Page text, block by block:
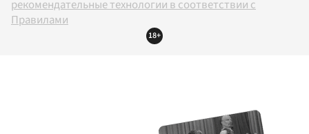
рекомендательные технологии в соответствии с
Правилами
18+